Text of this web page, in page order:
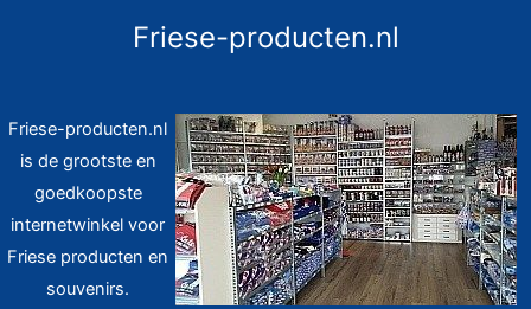
Friese-producten.nl
Friese-producten.nl
is de grootste en
goedkoopste
internetwinkel voor
Friese producten en
souvenirs.